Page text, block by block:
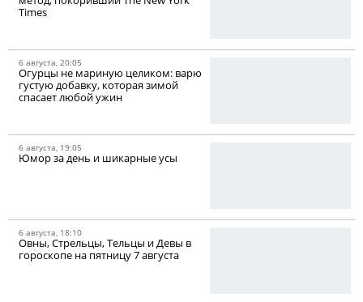
Times
6 августа, 20:05
Огурцы не мариную целиком: варю
густую добавку, которая зимой
спасает любой ужин
6 августа, 19:05
Юмор за день и шикарные усы
6 августа, 18:10
Овны, Стрельцы, Тельцы и Девы в
гороскопе на пятницу 7 августа